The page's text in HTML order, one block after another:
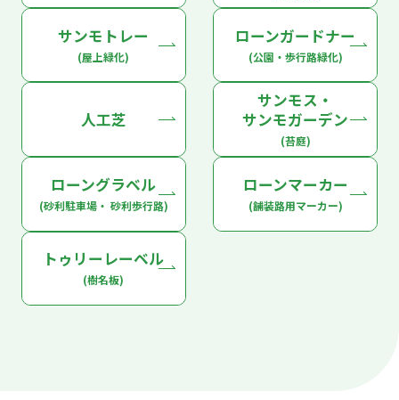
サンモトレー
(屋上緑化)
ローンガードナー
(公園・歩行路緑化)
人工芝
サンモス・
サンモガーデン
(苔庭)
ローングラベル
(砂利駐車場・ 砂利歩行路)
ローンマーカー
(舗装路用マーカー)
トゥリーレーベル
(樹名板)